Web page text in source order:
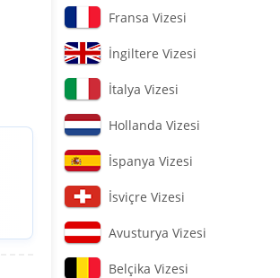
Fransa Vizesi
İngiltere Vizesi
İtalya Vizesi
Hollanda Vizesi
İspanya Vizesi
İsviçre Vizesi
Avusturya Vizesi
Belçika Vizesi